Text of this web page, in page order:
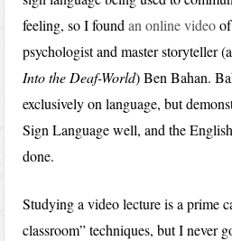
feeling, so I foundan online video
psychologist and master storyteller
Into the Deaf-World) Ben Bahan.
exclusively on language, but
Sign Language well, and the
done.
Studying a video lecture is a prime
classroom” techniques, but I never